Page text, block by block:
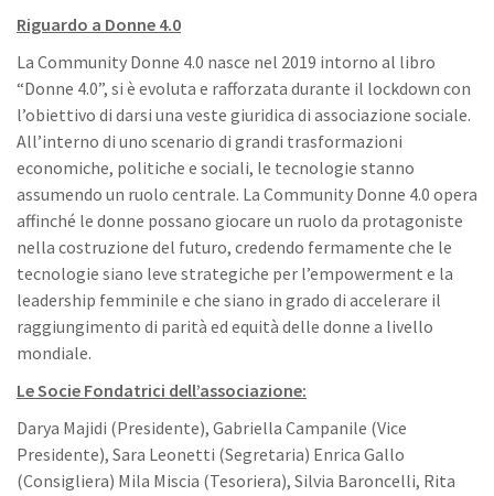
Riguardo a Donne 4.0
La Community Donne 4.0 nasce nel 2019 intorno al libro
“Donne 4.0”, si è evoluta e rafforzata durante il lockdown con
l’obiettivo di darsi una veste giuridica di associazione sociale.
All’interno di uno scenario di grandi trasformazioni
economiche, politiche e sociali, le tecnologie stanno
assumendo un ruolo centrale. La Community Donne 4.0 opera
affinché le donne possano giocare un ruolo da protagoniste
nella costruzione del futuro, credendo fermamente che le
tecnologie siano leve strategiche per l’empowerment e la
leadership femminile e che siano in grado di accelerare il
raggiungimento di parità ed equità delle donne a livello
mondiale.
Le Socie Fondatrici dell’associazione:
Darya Majidi (Presidente), Gabriella Campanile (Vice
Presidente), Sara Leonetti (Segretaria) Enrica Gallo
(Consigliera) Mila Miscia (Tesoriera), Silvia Baroncelli, Rita